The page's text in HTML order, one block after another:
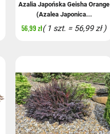
Azalia Japońska Geisha Orange
(Azalea Japonica...
56,99 zł( 1 szt. = 56,99 zł )